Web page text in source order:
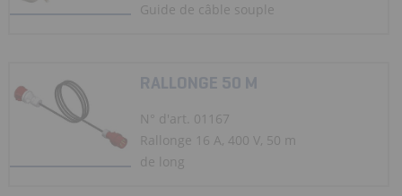
Guide de câble souple
RALLONGE 50 M
N° d'art. 01167
Rallonge 16 A, 400 V, 50 m
de long